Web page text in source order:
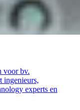
voor bv.
ingenieurs,
experts en